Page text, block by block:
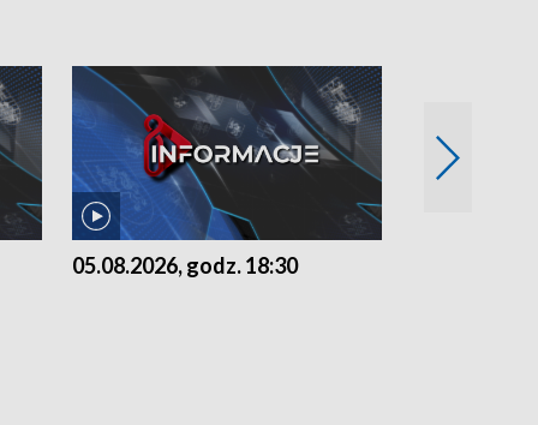
05.08.2026, godz. 18:30